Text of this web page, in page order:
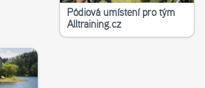
Pódiová umístění pro tým
Alltraining.cz